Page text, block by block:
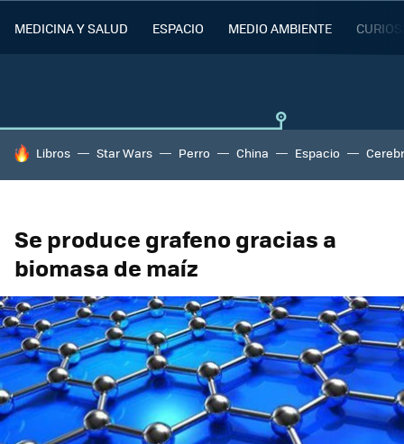
MEDICINA Y SALUD ESPACIO MEDIO AMBIENTE
HOY SE HABLA DE
Libros Star Wars Perro China Espacio
Se produce grafeno gracias a
biomasa de maíz